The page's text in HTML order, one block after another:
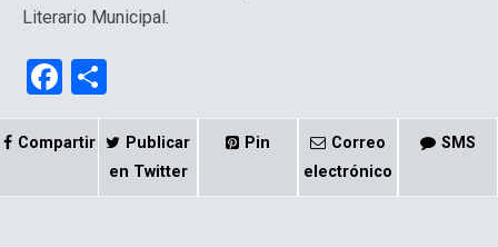
Literario Municipal.
F
a
ce
o
m
p
Compartir
Publicar
en Twitter
Pin
Correo
electrónico
SMS